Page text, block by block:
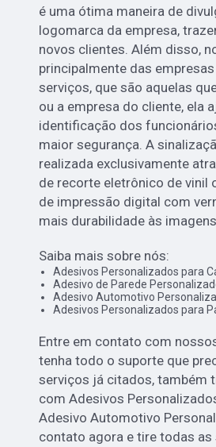
é uma ótima maneira de
logomarca da empresa,
novos clientes. Além disso,
principalmente das
serviços, que são aquelas
ou a empresa do cliente, ela
identificação dos
maior segurança. A
realizada exclusivamente
de recorte eletrônico de vinil
de impressão digital com
mais durabilidade às
Saiba mais sobre nós:
Adesivos Personalizados para
Adesivo de Parede
Adesivo Automotivo
Adesivos Personalizados para
Entre em contato com
tenha todo o suporte que
serviços já citados, também
com Adesivos
Adesivo Automotivo
contato agora e tire todas as